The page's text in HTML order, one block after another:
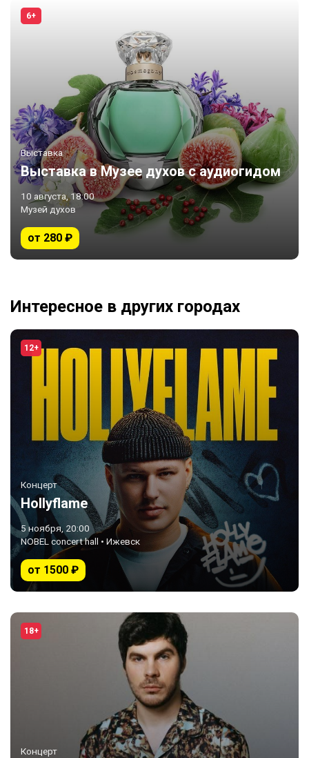
6+
Выставка
Выставка в Музее духов с аудиогидом
10 августа, 18:00
Музей духов
от 280 ₽
Интересное в других городах
12+
Концерт
Hollyflame
5 ноября, 20:00
NOBEL concert hall • Ижевск
от 1500 ₽
18+
Концерт